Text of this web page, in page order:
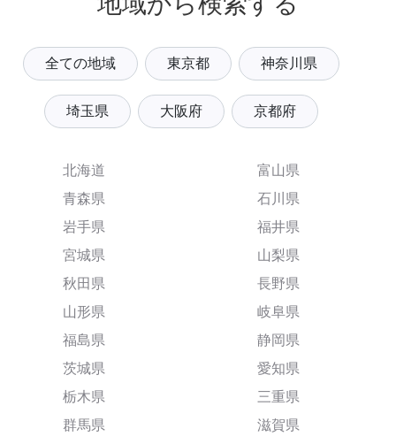
全ての地域 東京都 神奈川県
埼玉県 大阪府 京都府
北海道
青森県
岩手県
宮城県
秋田県
山形県
福島県
茨城県
栃木県
群馬県
富山県
石川県
福井県
山梨県
長野県
岐阜県
静岡県
愛知県
三重県
滋賀県